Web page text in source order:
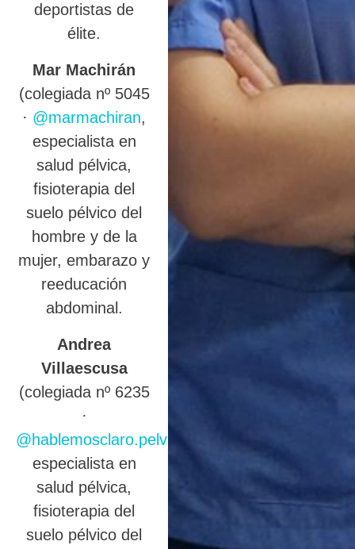
deportistas de
élite.
Mar Machirán
(colegiada nº 5045
· @marmachiran,
especialista en
salud pélvica,
fisioterapia del
suelo pélvico del
hombre y de la
mujer, embarazo y
reeducación
abdominal.
Andrea
Villaescusa
(colegiada nº 6235
·
@hablemosclaro.pelvic
),
especialista en
salud pélvica,
fisioterapia del
suelo pélvico del